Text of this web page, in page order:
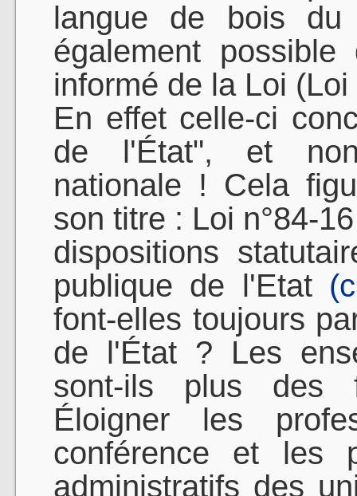
langue de bois du
également
informé de la Loi
En effet celle-ci
de l'État", et non
nationale ! Cela
son titre : Loi n°84-
dispositions
publique de l'Etat
font-elles toujours
de l'État ? Les
sont-ils plus des
Éloigner les
conférence et les
administratifs des